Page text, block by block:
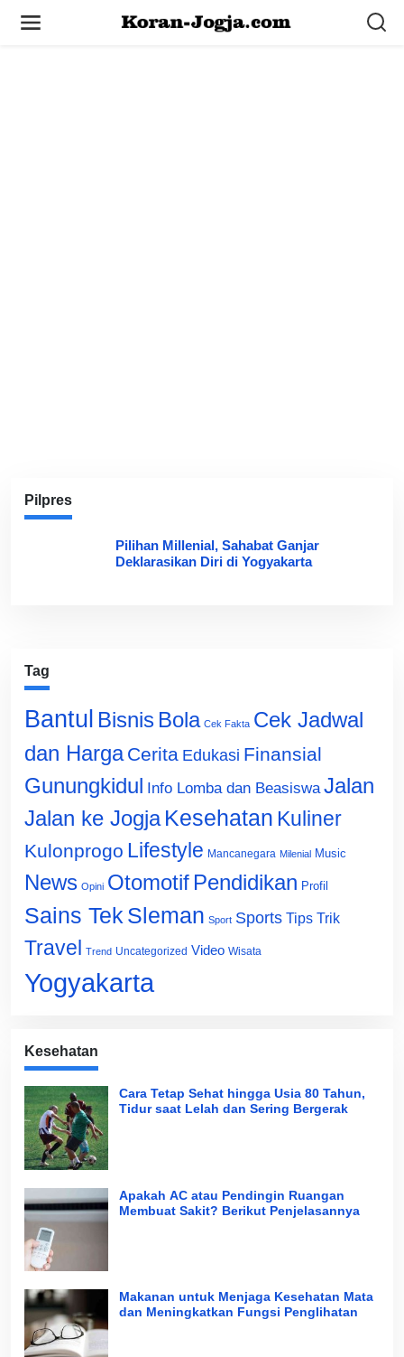
Pilpres
Pilihan Millenial, Sahabat Ganjar
Deklarasikan Diri di Yogyakarta
Tag
Bantul Bisnis Bola Cek Fakta Cek Jadwal
dan Harga Cerita Edukasi Finansial
Gunungkidul Info Lomba dan Beasiswa Jalan
Jalan ke Jogja Kesehatan Kuliner
Kulonprogo Lifestyle Mancanegara Milenial Music
News Opini Otomotif Pendidikan Profil
Sains Tek Sleman Sport Sports Tips Trik
Travel Trend Uncategorized Video Wisata
Yogyakarta
Kesehatan
Cara Tetap Sehat hingga Usia 80 Tahun,
Tidur saat Lelah dan Sering Bergerak
Apakah AC atau Pendingin Ruangan
Membuat Sakit? Berikut Penjelasannya
Makanan untuk Menjaga Kesehatan Mata
dan Meningkatkan Fungsi Penglihatan